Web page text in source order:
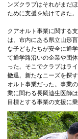
ンズクラブはそれがまだ
ために支援を続けてきた。
クアオルト事業に関する
は、市内にある県立山形
な子どもたちが安全に通
て通学路沿いの企業や団
った。そこでクラブはラ
撤退。新たなニーズを探
オルト事業だった。事業
業に関わる長岡迪生医師
目標とする事業の支援に